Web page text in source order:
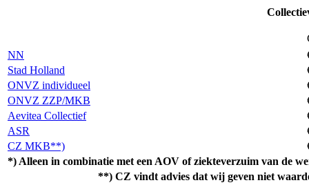
NN
Stad Holland
ONVZ individueel
ONVZ ZZP/MKB
Aevitea Collectief
ASR
CZ MKB**)
*) Alleen in combinatie met een AOV of ziekteverzuim van de
**) CZ vindt advies dat wij geven niet